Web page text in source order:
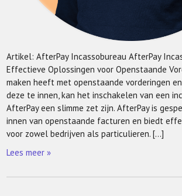
Artikel: AfterPay Incassobureau AfterPay
Effectieve Oplossingen voor Openstaande
maken heeft met openstaande vorderingen
deze te innen, kan het inschakelen van een
AfterPay een slimme zet zijn. AfterPay is
innen van openstaande facturen en biedt
voor zowel bedrijven als particulieren. […]
Lees meer »